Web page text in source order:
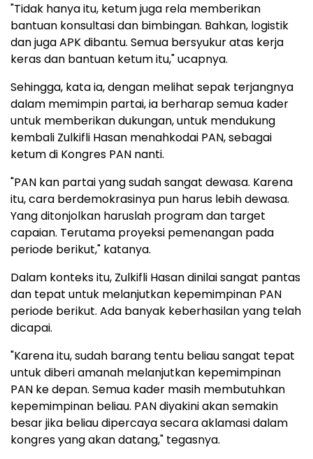
"Tidak hanya itu, ketum juga rela memberikan
bantuan konsultasi dan bimbingan. Bahkan, logistik
dan juga APK dibantu. Semua bersyukur atas kerja
keras dan bantuan ketum itu," ucapnya.
Sehingga, kata ia, dengan melihat sepak terjangnya
dalam memimpin partai, ia berharap semua kader
untuk memberikan dukungan, untuk mendukung
kembali Zulkifli Hasan menahkodai PAN, sebagai
ketum di Kongres PAN nanti.
"PAN kan partai yang sudah sangat dewasa. Karena
itu, cara berdemokrasinya pun harus lebih dewasa.
Yang ditonjolkan haruslah program dan target
capaian. Terutama proyeksi pemenangan pada
periode berikut," katanya.
Dalam konteks itu, Zulkifli Hasan dinilai sangat pantas
dan tepat untuk melanjutkan kepemimpinan PAN
periode berikut. Ada banyak keberhasilan yang telah
dicapai.
"Karena itu, sudah barang tentu beliau sangat tepat
untuk diberi amanah melanjutkan kepemimpinan
PAN ke depan. Semua kader masih membutuhkan
kepemimpinan beliau. PAN diyakini akan semakin
besar jika beliau dipercaya secara aklamasi dalam
kongres yang akan datang," tegasnya.